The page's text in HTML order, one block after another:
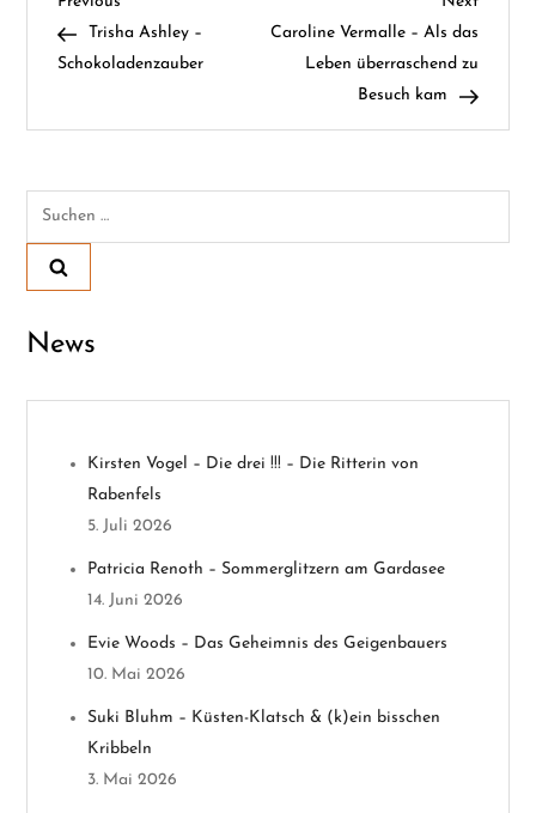
B
e
r
a
g
g
PostTrisha Ashley –
Schokoladenzauber
Post
Caroline Vermalle – Als das
Leben überraschend zu
Besuch kam
Suchen
News
Kirsten Vogel – Die drei !!! – Die Ritterin von
Rabenfels
5. Juli 2026
Patricia Renoth – Sommerglitzern am Gardasee
14. Juni 2026
Evie Woods – Das Geheimnis des Geigenbauers
10. Mai 2026
Suki Bluhm – Küsten-Klatsch & (k)ein bisschen
Kribbeln
3. Mai 2026